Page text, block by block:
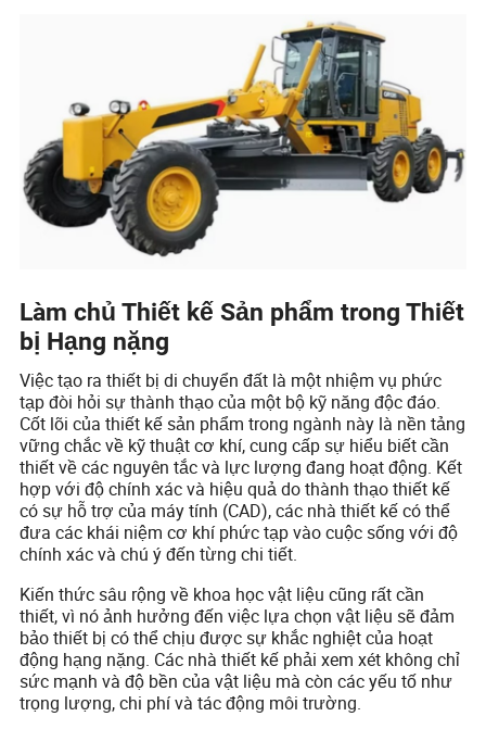
Làm chủ Thiết kế Sản phẩm trong Thiết
bị Hạng nặng
Việc tạo ra thiết bị di chuyển đất là một nhiệm vụ phức
tạp đòi hỏi sự thành thạo của một bộ kỹ năng độc đáo.
Cốt lõi của thiết kế sản phẩm trong ngành này là nền tảng
vững chắc về kỹ thuật cơ khí, cung cấp sự hiểu biết cần
thiết về các nguyên tắc và lực lượng đang hoạt động. Kết
hợp với độ chính xác và hiệu quả do thành thạo thiết kế
có sự hỗ trợ của máy tính (CAD), các nhà thiết kế có thể
đưa các khái niệm cơ khí phức tạp vào cuộc sống với độ
chính xác và chú ý đến từng chi tiết.
Kiến thức sâu rộng về khoa học vật liệu cũng rất cần
thiết, vì nó ảnh hưởng đến việc lựa chọn vật liệu sẽ đảm
bảo thiết bị có thể chịu được sự khắc nghiệt của hoạt
động hạng nặng. Các nhà thiết kế phải xem xét không chỉ
sức mạnh và độ bền của vật liệu mà còn các yếu tố như
trọng lượng, chi phí và tác động môi trường.